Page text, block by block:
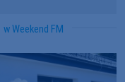
w Weekend FM